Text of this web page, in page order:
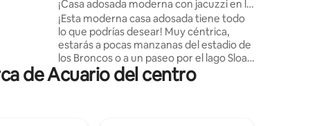
y
¡Casa adosada moderna con jacuzzi en la
azotea!
¡Esta moderna casa adosada tiene todo
lo que podrías desear! Muy céntrica,
estarás a pocas manzanas del estadio de
los Broncos o a un paseo por el lago Sloan
con excelentes restaurantes,
cervecerías y tiendas. O estás a solo un
de Acuario del centro